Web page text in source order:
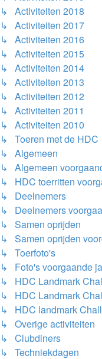
↳ Activiteiten 2018
↳ Activiteiten 2017
↳ Activiteiten 2016
↳ Activiteiten 2015
↳ Activiteiten 2014
↳ Activiteiten 2013
↳ Activiteiten 2012
↳ Activiteiten 2011
↳ Activiteiten 2010
↳ Toeren met de HDC
↳ Algemeen
↳ Algemeen
↳ HDC toerritten
↳ Deelnemers
↳ Deelnemers
↳ Samen oprijden
↳ Samen oprijden
↳ Toerfoto's
↳ Foto's voorgaande
↳ HDC Landmark
↳ HDC Landmark
↳ HDC landmark
↳ Overige activiteiten
↳ Clubdiners
↳ Techniekdagen